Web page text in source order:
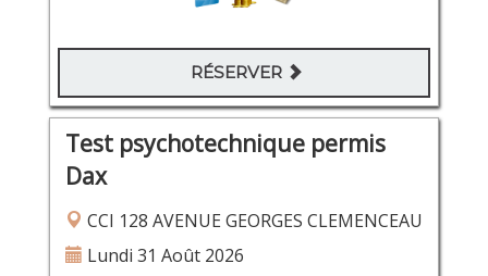
RÉSERVER
Test psychotechnique permis
Dax
CCI 128 AVENUE GEORGES CLEMENCEAU
Lundi 31 Août 2026